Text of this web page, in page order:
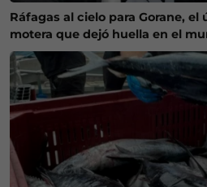
Ráfagas al cielo para Gorane, el
motera que dejó huella en el